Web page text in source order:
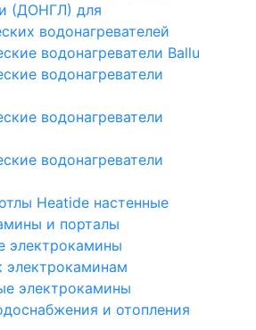
(ДОНГЛ) для
водонагревателей
водонагреватели Ballu
водонагреватели
водонагреватели
водонагреватели
Heatide настенные
и порталы
электрокамины
электрокаминам
электрокамины
и отопления